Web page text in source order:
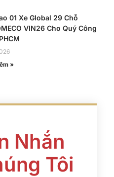
01 Xe Global 29 Chỗ
VIN26 Cho Quý Công
»
Nhắn
Tôi